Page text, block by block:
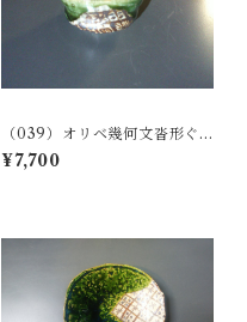
（039）オリベ幾何文沓形ぐ
い呑み（桐箱付）
¥7,700